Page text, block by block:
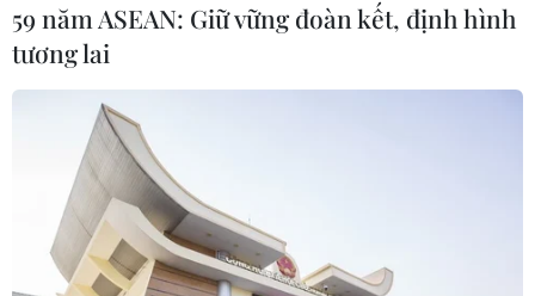
Tầm nhìn bán dẫn của Malaysia: Đi
từ thế mạnh sẵn có lên nấc thang giá
07/08/2026 11:51
Đồng Nai cần chuyển dịch thu hút
đầu tư sang tổ chức chuỗi giá trị
59 năm ASEAN: Giữ vững đoàn kết, định hình
tương lai